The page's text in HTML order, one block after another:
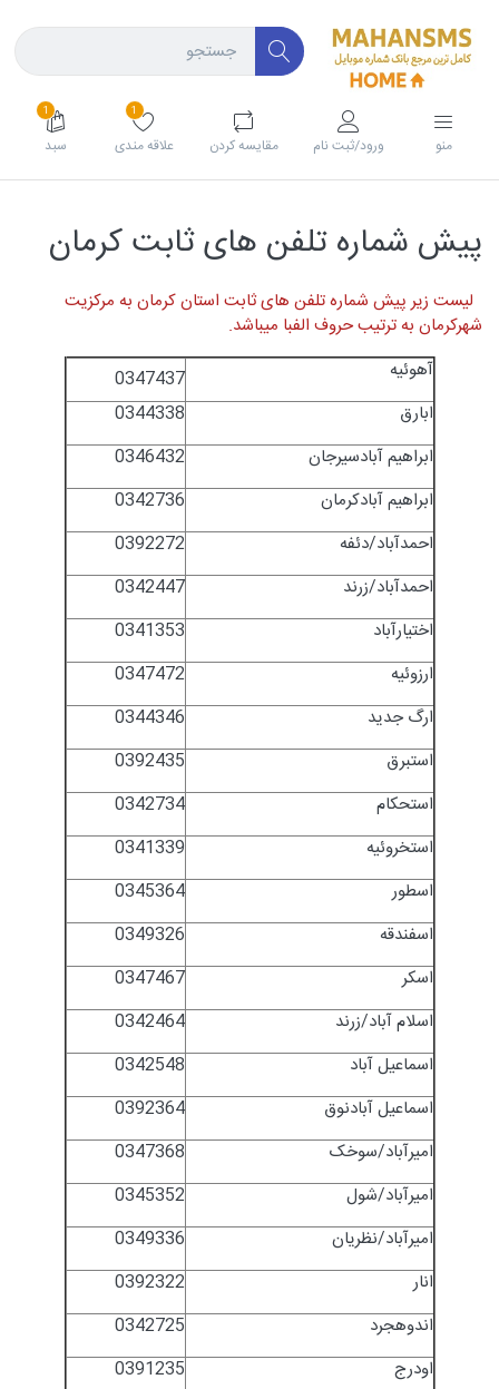
منو ورود/ثبت نام مقايسه كردن
1
علاقه مندی
1
سبد
پیش شماره تلفن های ثابت کرمان
لیست زیر پیش شماره تلفن های ثابت استان کرمان به مرکزیت
شهرکرمان به ترتیب حروف الفبا میباشد.
0347437
آهوئیه
0344338
ابارق
0346432
ابراهیم آبادسیرجان
0342736
ابراهیم آبادکرمان
0392272
احمدآباد/دئفه
0342447
احمدآباد/زرند
0341353
اختیارآباد
0347472
ارزوئیه
0344346
ارگ جدید
0392435
استبرق
0342734
استحکام
0341339
استخروئیه
0345364
اسطور
0349326
اسفندقه
0347467
اسکر
0342464
اسلام آباد/زرند
0342548
اسماعیل آباد
0392364
اسماعیل آبادنوق
0347368
امیرآباد/سوخک
0345352
امیرآباد/شول
0349336
امیرآباد/نظریان
0392322
انار
0342725
اندوهجرد
0391235
اودرج